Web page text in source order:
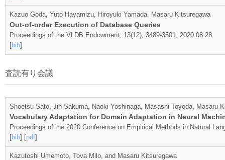
Kazuo Goda, Yuto Hayamizu, Hiroyuki Yamada, Masaru Kitsuregawa
Out-of-order Execution of Database Queries
Proceedings of the VLDB Endowment, 13(12), 3489-3501, 2020.08.28
[bib]
査読有り会議
Shoetsu Sato, Jin Sakuma, Naoki Yoshinaga, Masashi Toyoda, Masaru
Vocabulary Adaptation for Domain Adaptation in Neural
Proceedings of the 2020 Conference on Empirical Methods in Natural
[bib] [pdf]
Kazutoshi Umemoto, Tova Milo, and Masaru Kitsuregawa